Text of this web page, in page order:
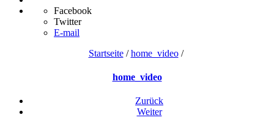
Facebook
Twitter
E-mail
Startseite/home_video/
home_video
Zurück
Weiter